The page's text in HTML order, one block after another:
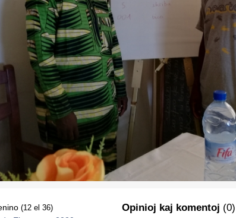
(12 el 36) Opinioj kaj komentoj (0)